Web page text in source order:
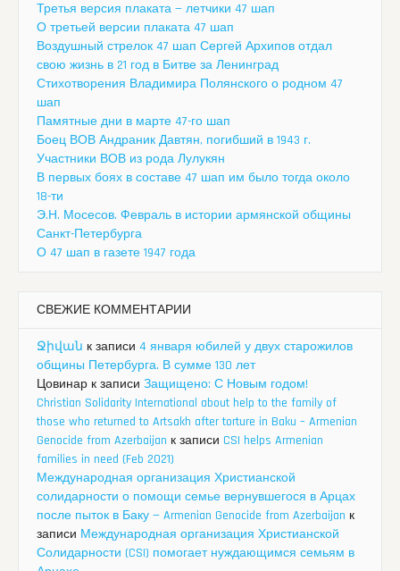
Третья версия плаката — летчики 47 шап
О третьей версии плаката 47 шап
Воздушный стрелок 47 шап Сергей Архипов отдал
свою жизнь в 21 год в Битве за Ленинград
Стихотворения Владимира Полянского о родном 47
шап
Памятные дни в марте 47-го шап
Боец ВОВ Андраник Давтян, погибший в 1943 г.
Участники ВОВ из рода Лулукян
В первых боях в составе 47 шап им было тогда около
18-ти
Э.Н. Мосесов. Февраль в истории армянской общины
Санкт-Петербурга
О 47 шап в газете 1947 года
СВЕЖИЕ КОММЕНТАРИИ
Ջիվան к записи 4 января юбилей у двух старожилов
общины Петербурга. В сумме 130 лет
Цовинар к записи Защищено: С Новым годом!
Christian Solidarity International about help to the family of
those who returned to Artsakh after torture in Baku – Armenian
Genocide from Azerbaijan к записи CSI helps Armenian
families in need (Feb 2021)
Международная организация Христианской
солидарности о помощи семье вернувшегося в Арцах
после пыток в Баку — Armenian Genocide from Azerbaijan к
записи Международная организация Христианской
Солидарности (CSI) помогает нуждающимся семьям в